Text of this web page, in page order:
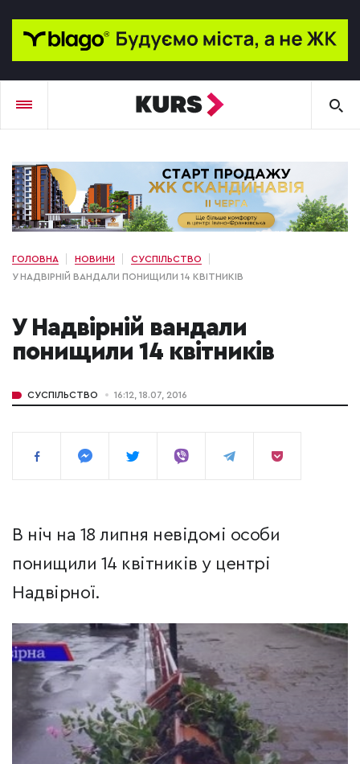
ГОЛОВНА НОВИНИ
СУСПІЛЬСТВО
У НАДВІРНІЙ ВАНДАЛИ ПОНИЩИЛИ 14 КВІТНИКІВ
У Надвірній вандали
понищили 14 квітників
СУСПІЛЬСТВО 16:12, 18.07, 2016
В ніч на 18 липня невідомі особи
понищили 14 квітників у центрі
Надвірної.